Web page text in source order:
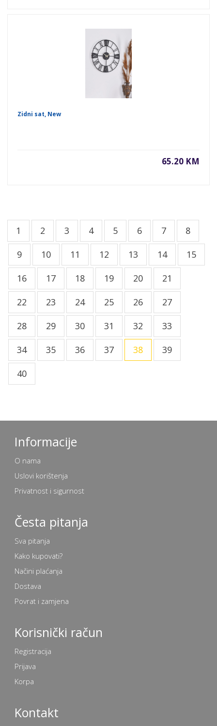
Zidni sat, New
65.20 KM
1 2 3 4 5 6 7 8
9 10 11 12 13 14 15
16 17 18 19 20 21
22 23 24 25 26 27
28 29 30 31 32 33
34 35 36 37 38 39
40
Informacije
O nama
Uslovi korištenja
Privatnost i sigurnost
Česta pitanja
Sva pitanja
Kako kupovati?
Načini plaćanja
Dostava
Povrat i zamjena
Korisnički račun
Registracija
Prijava
Korpa
Kontakt